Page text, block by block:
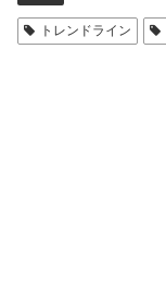
トレンドライン